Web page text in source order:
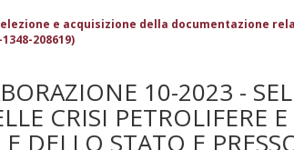
e acquisizione della documentazione
208619)
10-2023 -
CRISI PETROLIFERE
DELLO STATO E